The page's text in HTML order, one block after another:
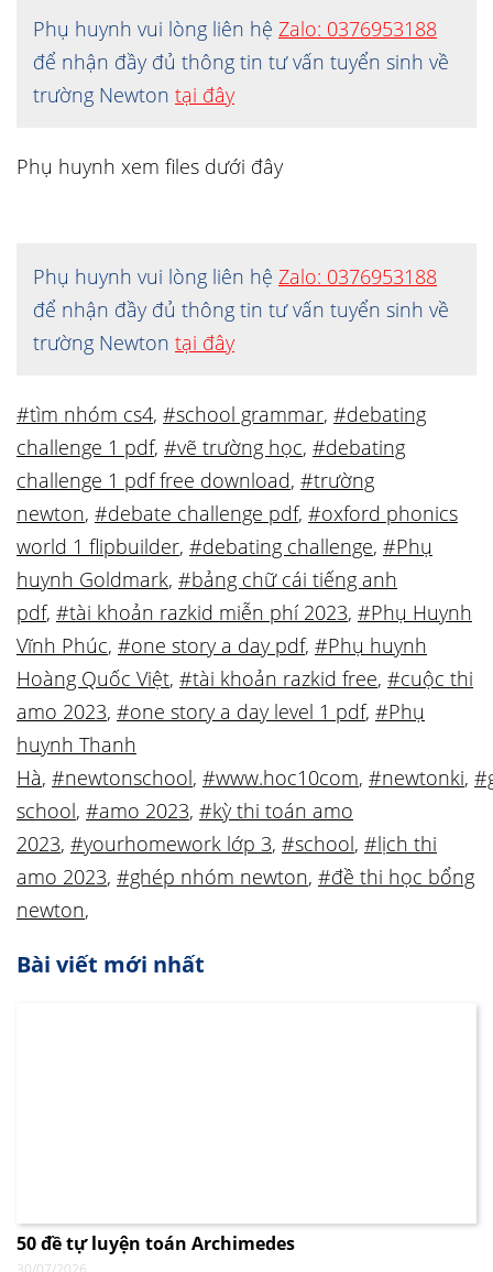
Phụ huynh vui lòng liên hệ Zalo: 0376953188
để nhận đầy đủ thông tin tư vấn tuyển sinh về
trường Newton tại đây
Phụ huynh xem files dưới đây
Phụ huynh vui lòng liên hệ Zalo: 0376953188
để nhận đầy đủ thông tin tư vấn tuyển sinh về
trường Newton tại đây
#tìm nhóm cs4, #school grammar, #debating
challenge 1 pdf, #vẽ trường học, #debating
challenge 1 pdf free download, #trường
newton, #debate challenge pdf, #oxford phonics
world 1 flipbuilder, #debating challenge, #Phụ
huynh Goldmark, #bảng chữ cái tiếng anh
pdf, #tài khoản razkid miễn phí 2023, #Phụ Huynh
Vĩnh Phúc, #one story a day pdf, #Phụ huynh
Hoàng Quốc Việt, #tài khoản razkid free, #cuộc thi
amo 2023, #one story a day level 1 pdf, #Phụ
huynh Thanh
Hà, #newtonschool, #www.hoc10com, #newtonki,
school, #amo 2023, #kỳ thi toán amo
2023, #yourhomework lớp 3, #school, #lịch thi
amo 2023, #ghép nhóm newton, #đề thi học bổng
newton,
Bài viết mới nhất
50 đề tự luyện toán Archimedes